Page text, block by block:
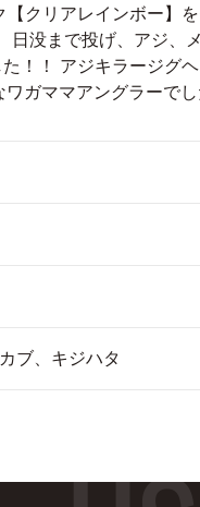
クリアレインボー】
没まで投げ、アジ、
！！ アジキラージグ
ガママアングラーで
ブ、キジハタ